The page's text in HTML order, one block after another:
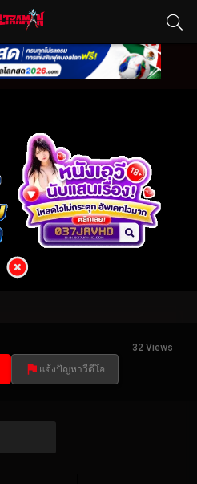
32 Views
แจ้งปัญหาวีดีโอ